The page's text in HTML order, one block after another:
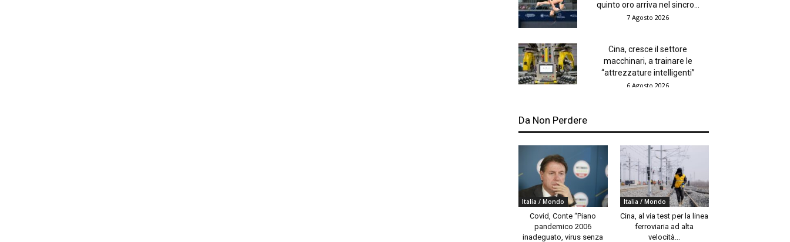
quinto oro arriva nel sincro...
7 Agosto 2026
Cina, cresce il settore
macchinari, a trainare le
“attrezzature intelligenti”
6 Agosto 2026
Da Non Perdere
Italia / Mondo
Covid, Conte “Piano
pandemico 2006
inadeguato, virus senza
Italia / Mondo
Cina, al via test per la linea
ferroviaria ad alta
velocità...